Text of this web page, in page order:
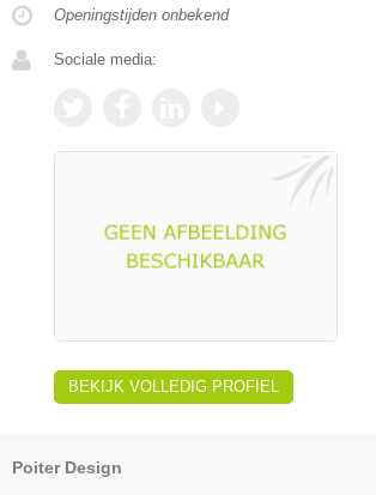
Openingstijden onbekend
Sociale media:
BEKIJK VOLLEDIG PROFIEL
Poiter Design